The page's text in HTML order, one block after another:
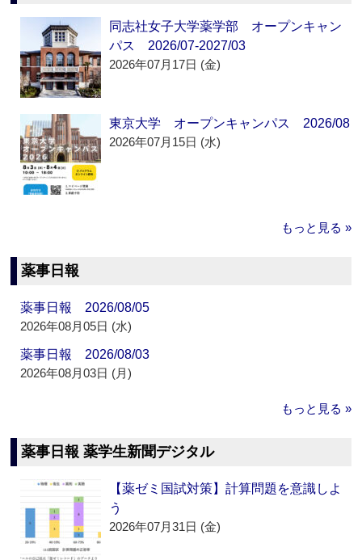
同志社女子大学薬学部 オープンキャン
パス 2026/07-2027/03
2026年07月17日 (金)
東京大学 オープンキャンパス 2026/08
2026年07月15日 (水)
もっと見る »
薬事日報
薬事日報 2026/08/05
2026年08月05日 (水)
薬事日報 2026/08/03
2026年08月03日 (月)
もっと見る »
薬事日報 薬学生新聞デジタル
【薬ゼミ国試対策】計算問題を意識しよ
う
2026年07月31日 (金)